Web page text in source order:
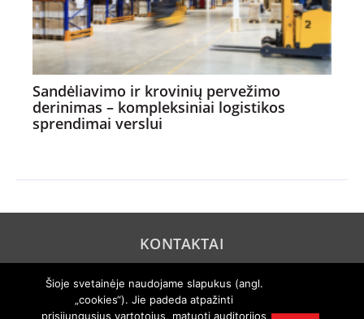
Sandėliavimo ir krovinių pervežimo
derinimas – kompleksiniai logistikos
sprendimai verslui
KONTAKTAI
PRIVATUMO POLITIKA
Šioje svetainėje naudojame slapukus (angl.
„cookies“). Jie padeda atpažinti
prisijungusius vartotojus, matuoti auditorijos